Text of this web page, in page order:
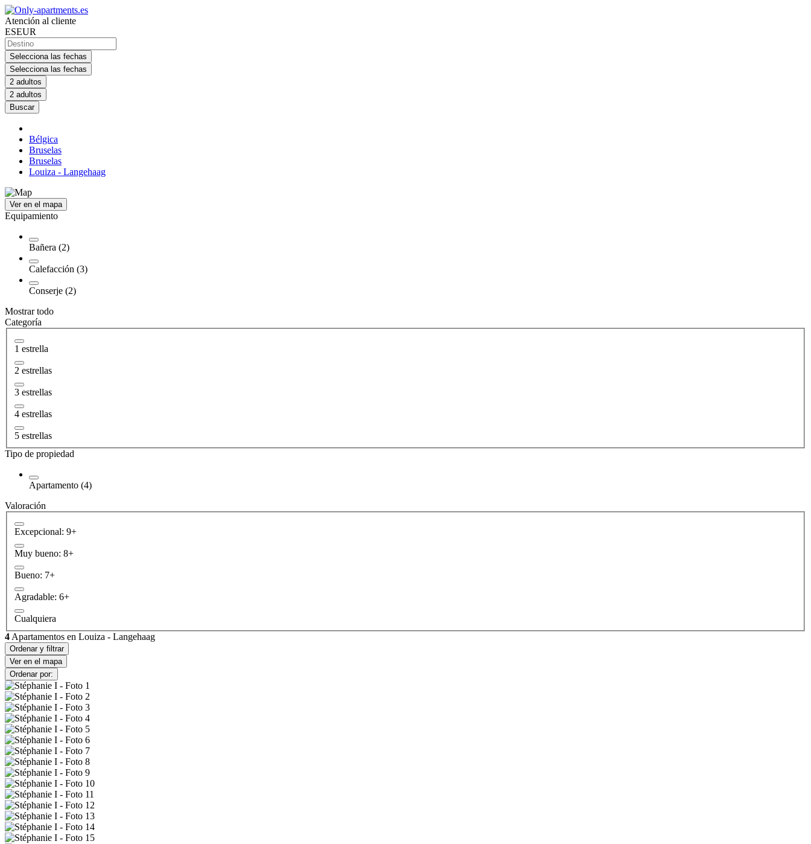
Atención al cliente
ESEUR
Selecciona las fechas
Selecciona las fechas
2 adultos
2 adultos
Buscar
Bélgica
Bruselas
Bruselas
Louiza - Langehaag
Ver en el mapa
Equipamiento
Bañera (2)
Calefacción (3)
Conserje (2)
Mostrar todo
Categoría
1 estrella
2 estrellas
3 estrellas
4 estrellas
5 estrellas
Tipo de propiedad
Apartamento (4)
Valoración
Excepcional: 9+
Muy bueno: 8+
Bueno: 7+
Agradable: 6+
Cualquiera
4 Apartamentos en Louiza - Langehaag
Ordenar y filtrar
Ver en el mapa
Ordenar por: